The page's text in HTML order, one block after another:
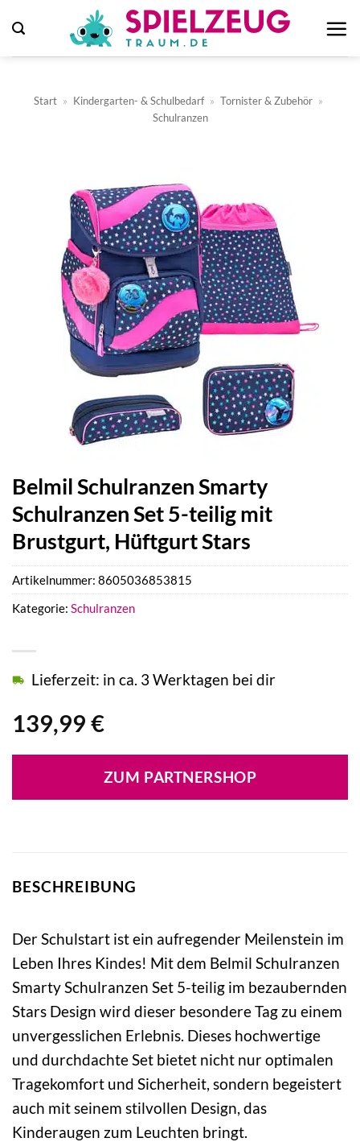
Inhalt
springen
Start » Kindergarten- & Schulbedarf » Tornister & Zubehör »
Schulranzen
Belmil Schulranzen Smarty
Schulranzen Set 5-teilig mit
Brustgurt, Hüftgurt Stars
139,99 €
Lieferzeit: in ca. 3 Werktagen bei dir
ZUM PARTNERSHOP
Artikelnummer: 8605036853815
Kategorie: Schulranzen
BESCHREIBUNG
Der Schulstart ist ein aufregender Meilenstein im
Leben Ihres Kindes! Mit dem Belmil Schulranzen
Smarty Schulranzen Set 5-teilig im bezaubernden
Stars Design wird dieser besondere Tag zu einem
unvergesslichen Erlebnis. Dieses hochwertige
und durchdachte Set bietet nicht nur optimalen
Tragekomfort und Sicherheit, sondern begeistert
auch mit seinem stilvollen Design, das
Kinderaugen zum Leuchten bringt.